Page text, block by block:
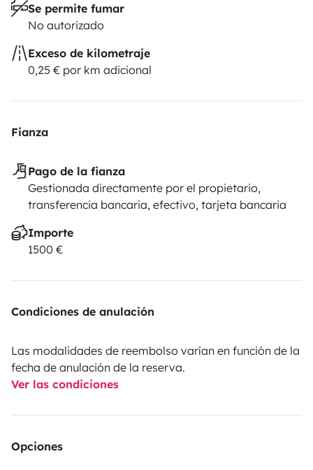
Se permite fumar
No autorizado
Exceso de kilometraje
0,25 € por km adicional
Fianza
Pago de la fianza
Gestionada directamente por el propietario,
transferencia bancaria, efectivo, tarjeta bancaria
Importe
1500 €
Condiciones de anulación
Las modalidades de reembolso varían en función de la
fecha de anulación de la reserva.
Ver las condiciones
Opciones